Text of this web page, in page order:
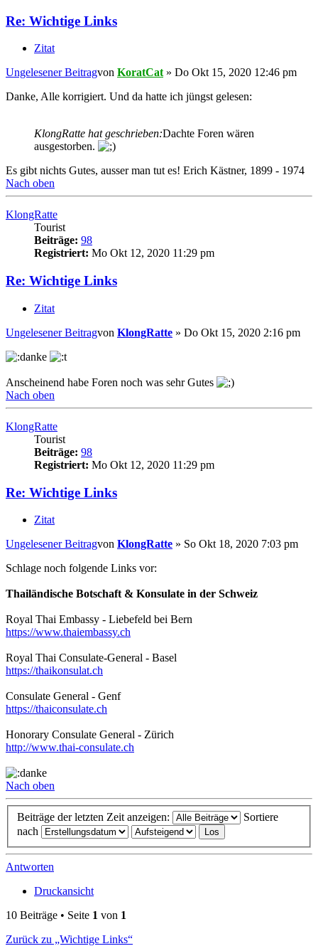
Re: Wichtige Links
Zitat
Ungelesener Beitragvon KoratCat » Do Okt 15, 2020 12:46 pm
Danke, Alle korrigiert. Und da hatte ich jüngst gelesen:
KlongRatte hat geschrieben:Dachte Foren wären
ausgestorben.
Es gibt nichts Gutes, ausser man tut es! Erich Kästner, 1899 - 1974
Nach oben
KlongRatte
Tourist
Beiträge: 98
Registriert: Mo Okt 12, 2020 11:29 pm
Re: Wichtige Links
Zitat
Ungelesener Beitragvon KlongRatte » Do Okt 15, 2020 2:16 pm
Anscheinend habe Foren noch was sehr Gutes
Nach oben
KlongRatte
Tourist
Beiträge: 98
Registriert: Mo Okt 12, 2020 11:29 pm
Re: Wichtige Links
Zitat
Ungelesener Beitragvon KlongRatte » So Okt 18, 2020 7:03 pm
Schlage noch folgende Links vor:
Thailändische Botschaft & Konsulate in der Schweiz
Royal Thai Embassy - Liebefeld bei Bern
https://www.thaiembassy.ch
Royal Thai Consulate-General - Basel
https://thaikonsulat.ch
Consulate General - Genf
https://thaiconsulate.ch
Honorary Consulate General - Zürich
http://www.thai-consulate.ch
Nach oben
Beiträge der letzten Zeit anzeigen:
Sortiere
nach
Antworten
Druckansicht
10 Beiträge • Seite 1 von 1
Zurück zu „Wichtige Links“